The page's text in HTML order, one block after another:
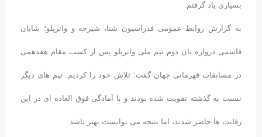
بسیاری یاد گرفتم.
به گزارش روابط عمومی فدراسیون شنا، شیرجه و واترپلو؛ شایان
قاسمی دروازه بان دوم تیم ملی واترپلو پس از کسب مقام هفدهمی
در مسابقات قهرمانی جهان گفت: تلاش خود را کردیم. تیم های دیگر
نسبت به گذشته تقویت شده بودند و با آمادگی فوق العاده ای در این
رقابت ها حاضر شدند، اما نتیجه می توانست بهتر باشد.